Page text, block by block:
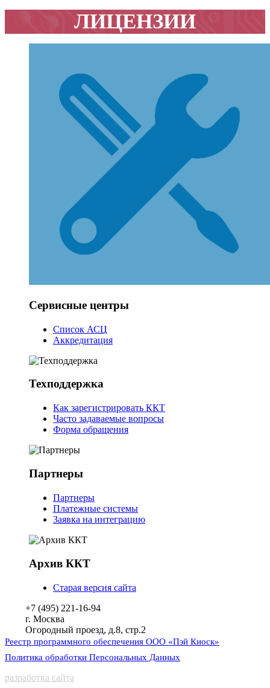
ЛИЦЕНЗИИ
Сервисные центры
Список АСЦ
Аккредитация
Техподдержка
Как зарегистрировать ККТ
Часто задаваемые вопросы
Форма обращения
Партнеры
Партнеры
Платежные системы
Заявка на интеграцию
Архив ККТ
Старая версия сайта
+7 (495) 221-16-94
г. Москва
Огородный проезд, д.8, стр.2
Реестр программного обеспечения ООО «Пэй Киоск»
Политика обработки Персональных Данных
разработка сайта